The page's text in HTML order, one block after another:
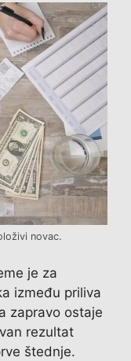
novac.
je za
između priliva
zapravo ostaje
rezultat
štednje.